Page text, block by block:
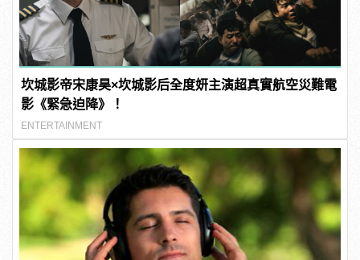
坎城影帝宋康昊×坎城影后全度妍主演超真實航空災難電
影《緊急迫降》！
ENTERTAINMENT